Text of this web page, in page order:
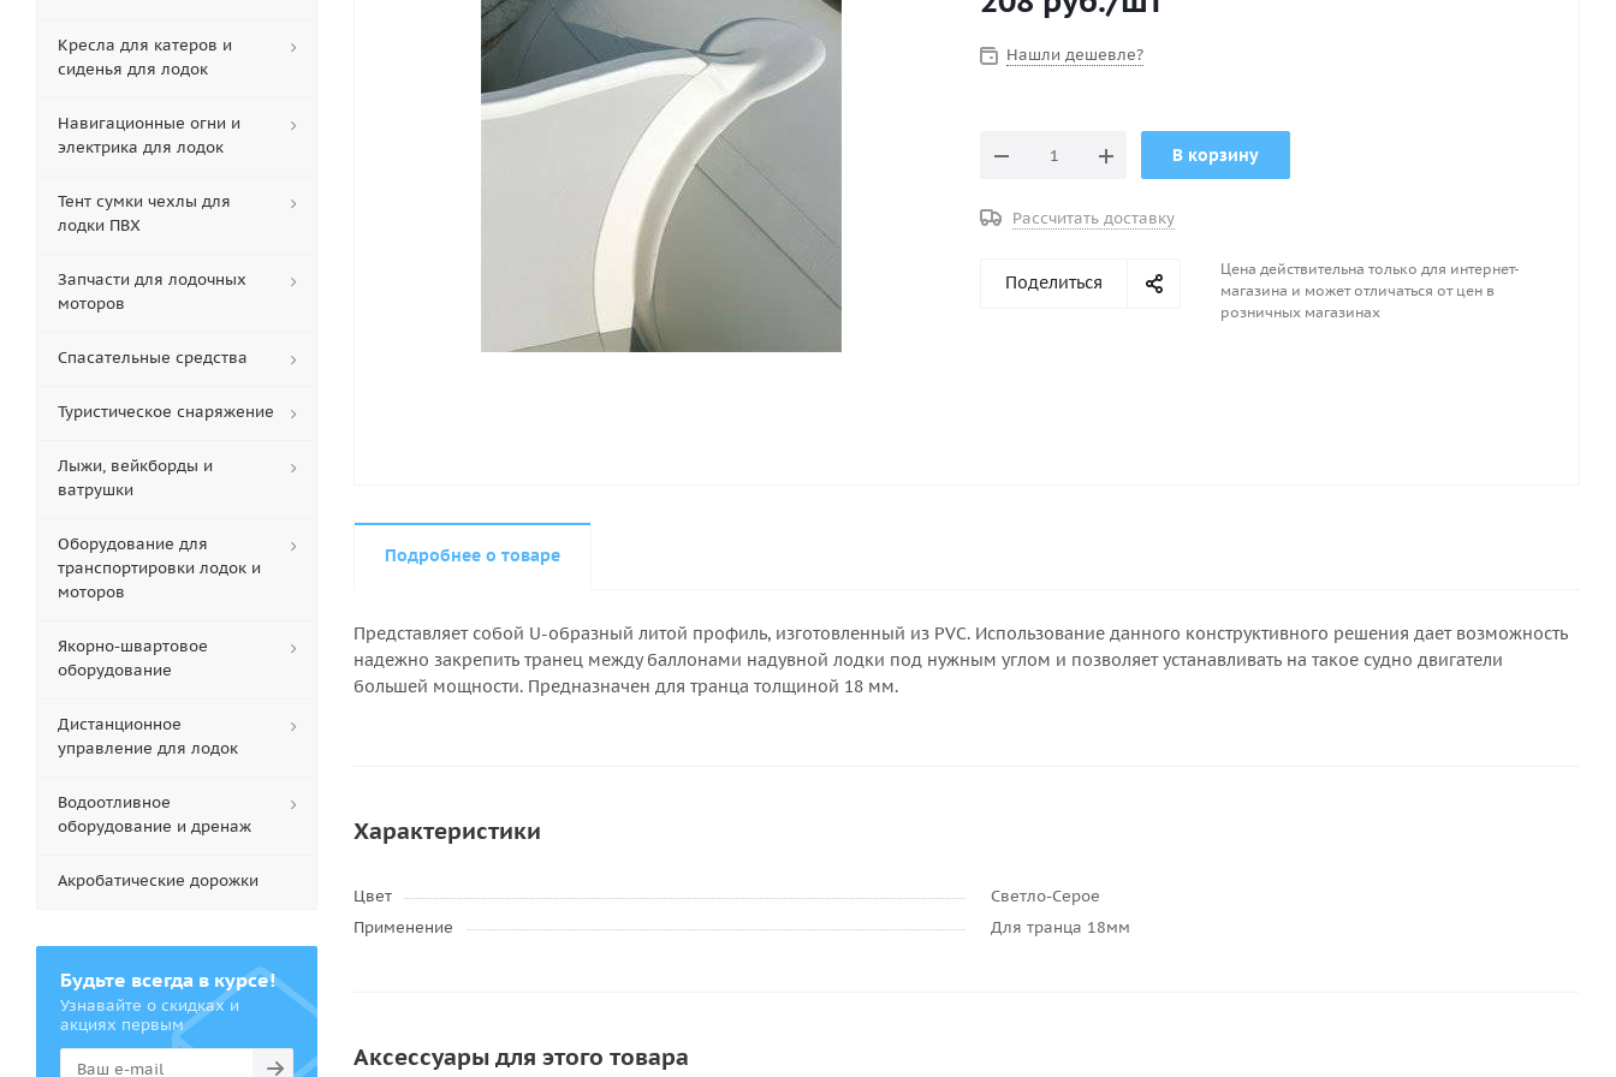
Нашли дешевле?
В корзину
Рассчитать доставку
Поделиться
Цена действительна только для интернет-
магазина и может отличаться от цен в
розничных магазинах
Подробнее о товаре
Представляет собой U-образный литой профиль, изготовленный из PVC. Использование данного конструктивного решения дает возможность
надежно закрепить транец между баллонами надувной лодки под нужным углом и позволяет устанавливать на такое судно двигатели
большей мощности. Предназначен для транца толщиной 18 мм.
Характеристики
Цвет
Светло-Серое
Применение
Для транца 18мм
Аксессуары для этого товара
Кресла для катеров и
сиденья для лодок
Навигационные огни и
электрика для лодок
Тент сумки чехлы для
лодки ПВХ
Запчасти для лодочных
моторов
Спасательные средства
Туристическое снаряжение
Лыжи, вейкборды и
ватрушки
Оборудование для
транспортировки лодок и
моторов
Якорно-швартовое
оборудование
Дистанционное
управление для лодок
Водоотливное
оборудование и дренаж
Акробатические дорожки
Будьте всегда в курсе!
Узнавайте о скидках и
акциях первым